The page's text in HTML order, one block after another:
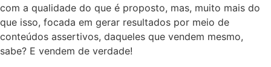
com a qualidade do que é proposto, mas, muito mais do
que isso, focada em gerar resultados por meio de
conteúdos assertivos, daqueles que vendem mesmo,
sabe? E vendem de verdade!